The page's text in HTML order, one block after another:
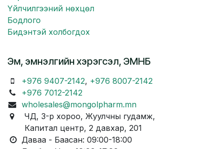
Үйлчилгээний нөхцөл
Бодлого
Бидэнтэй холбогдох
Эм, эмнэлгийн хэрэгсэл, ЭМНБ
+976 9407-2142, +976 8007-2142
+976 7012-2142
wholesales@mongolpharm.mn
ЧД, 3-р хороо, Жуулчны гудамж,
Капитал центр, 2 давхар, 201
Даваа - Баасан: 09:00-18:00